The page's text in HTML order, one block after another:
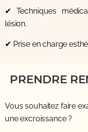
✔ Techniques
lésion.
✔ Prise en charge
PRENDRE
Vous souhaitez faire
une excroissance ?